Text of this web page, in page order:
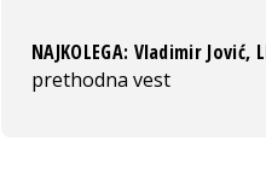
NAJKOLEGA: Vladimir Jović,
prethodna vest